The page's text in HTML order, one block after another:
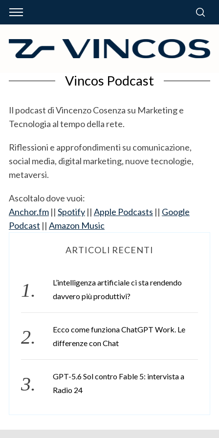
Vincos Podcast
Il podcast di Vincenzo Cosenza su Marketing e
Tecnologia al tempo della rete.
Riflessioni e approfondimenti su comunicazione,
social media, digital marketing, nuove tecnologie,
metaversi.
Ascoltalo dove vuoi:
Anchor.fm|| Spotify|| Apple Podcasts || Google
Podcast || Amazon Music
ARTICOLI RECENTI
L’intelligenza artificiale ci sta rendendo
davvero più produttivi?
Ecco come funziona ChatGPT Work. Le
differenze con Chat
GPT-5.6 Sol contro Fable 5: intervista a
Radio 24
S
e